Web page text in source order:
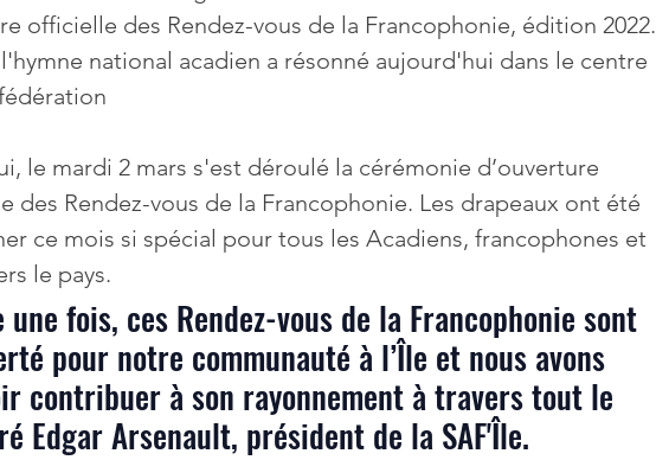
officielle des Rendez-vous de la Francophonie, édition 2022.
national acadien a résonné aujourd'hui dans le centre
le mardi 2 mars s'est déroulé la cérémonie d’ouverture
des Rendez-vous de la Francophonie. Les drapeaux ont été
ce mois si spécial pour tous les Acadiens, francophones et
le pays.
pour notre communauté à l’Île et nous avons
contribuer à son rayonnement à travers tout le
Edgar Arsenault, président de la SAF'Île.